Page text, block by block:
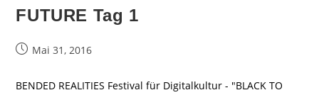
FUTURE Tag 1
BeitragMai 31, 2016
BENDED REALITIES Festival für Digitalkultur - "BLACK TO